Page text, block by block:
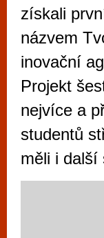
získali
názvem
inovační
Projekt
nejvíce a
studentů
měli i další
vyzkoušet
metropoli
po
příležitostné